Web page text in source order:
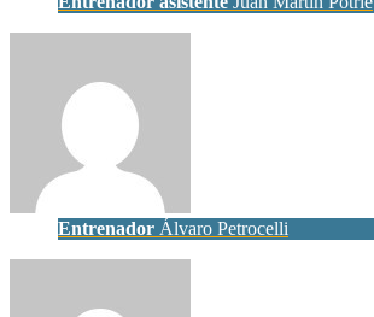
Entrenador Álvaro Petrocelli